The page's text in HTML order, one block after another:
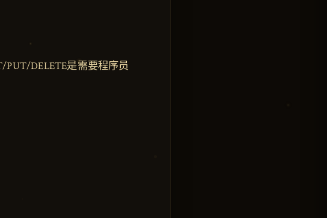
DELETE是需要程序员